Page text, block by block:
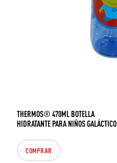
THERMOS® 470ML BOTELLA
HIDRATANTE PARA NIÑOS GALÁCTICO
COMPRAR